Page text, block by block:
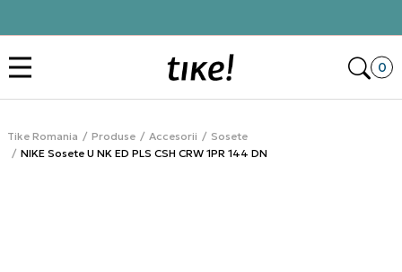
0
Tike Romania Produse Accesorii
Sosete
NIKE Sosete U NK ED PLS CSH CRW 1PR 144 DN